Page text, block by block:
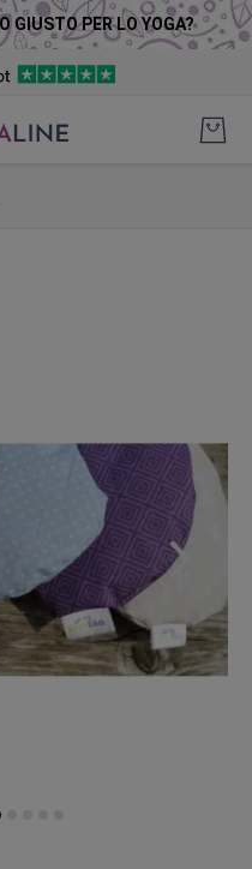
GIUSTO PER LO YOGA?